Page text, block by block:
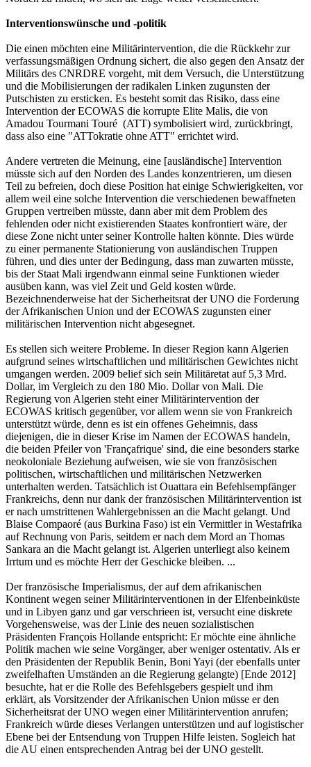
Interventionswünsche und -politik
Die einen möchten eine Militärintervention, die die Rückkehr zur
verfassungsmäßigen Ordnung sichert, die also gegen den Ansatz der
Militärs des CNRDRE vorgeht, mit dem Versuch, die Unterstützung
und die Mobilisierungen der radikalen Linken zugunsten der
Putschisten zu ersticken. Es besteht somit das Risiko, dass eine
Intervention der ECOWAS die korrupte Elite Malis, die von
Amadou Tourmani Touré (ATT) symbolisiert wird, zurückbringt,
dass also eine "ATTokratie ohne ATT" errichtet wird.
Andere vertreten die Meinung, eine [ausländische] Intervention
müsste sich auf den Norden des Landes konzentrieren, um diesen
Teil zu befreien, doch diese Position hat einige Schwierigkeiten, vor
allem weil eine solche Intervention die verschiedenen bewaffneten
Gruppen vertreiben müsste, dann aber mit dem Problem des
fehlenden oder nicht existierenden Staates konfrontiert wäre, der
diese Zone nicht unter seiner Kontrolle halten könnte. Dies würde
zu einer permanente Stationierung von ausländischen Truppen
führen, und dies unter der Bedingung, dass man zuwarten müsste,
bis der Staat Mali irgendwann einmal seine Funktionen wieder
ausüben kann, was viel Zeit und Geld kosten würde.
Bezeichnenderweise hat der Sicherheitsrat der UNO die Forderung
der Afrikanischen Union und der ECOWAS zugunsten einer
militärischen Intervention nicht abgesegnet.
Es stellen sich weitere Probleme. In dieser Region kann Algerien
aufgrund seines wirtschaftlichen und militärischen Gewichtes nicht
umgangen werden. 2009 belief sich sein Militäretat auf 5,3 Mrd.
Dollar, im Vergleich zu den 180 Mio. Dollar von Mali. Die
Regierung von Algerien steht einer Militärintervention der
ECOWAS kritisch gegenüber, vor allem wenn sie von Frankreich
unterstützt würde, denn es ist ein offenes Geheimnis, dass
diejenigen, die in dieser Krise im Namen der ECOWAS handeln,
die beiden Pfeiler von 'Françafrique' sind, die eine besonders starke
neokoloniale Beziehung aufweisen, wie sie von französischen
politischen, wirtschaftlichen und militärischen Netzwerken
unterhalten werden. Tatsächlich ist Ouattara ein Befehlsempfänger
Frankreichs, denn nur dank der französischen Militärintervention ist
er nach umstrittenen Wahlergebnissen an die Macht gelangt. Und
Blaise Compaoré (aus Burkina Faso) ist ein Vermittler in Westafrika
auf Rechnung von Paris, seitdem er nach dem Mord an Thomas
Sankara an die Macht gelangt ist. Algerien unterliegt also keinem
Irrtum und es möchte Herr der Geschicke bleiben. ...
Der französische Imperialismus, der auf dem afrikanischen
Kontinent wegen seiner Militärinterventionen in der Elfenbeinküste
und in Libyen ganz und gar verschrieen ist, versucht eine diskrete
Vorgehensweise, was der Linie des neuen sozialistischen
Präsidenten François Hollande entspricht: Er möchte eine ähnliche
Politik machen wie seine Vorgänger, aber weniger ostentativ. Als er
den Präsidenten der Republik Benin, Boni Yayi (der ebenfalls unter
zweifelhaften Umständen an die Regierung gelangte) [Ende 2012]
besuchte, hat er die Rolle des Befehlsgebers gespielt und ihm
erklärt, als Vorsitzender der Afrikanischen Union müsse er den
Sicherheitsrat der UNO wegen einer Militärintervention anrufen;
Frankreich würde dieses Verlangen unterstützen und auf logistischer
Ebene bei der Entsendung von Truppen Hilfe leisten. Sogleich hat
die AU einen entsprechenden Antrag bei der UNO gestellt.